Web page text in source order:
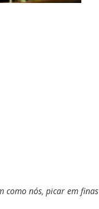
como nós, picar em finas